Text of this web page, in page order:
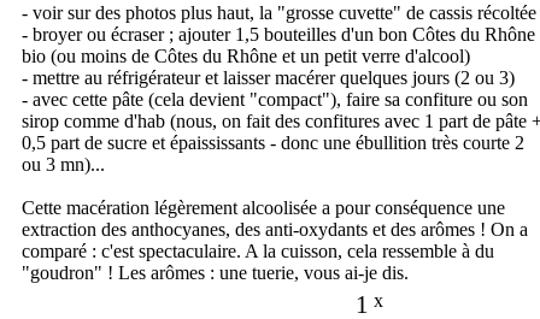
- voir sur des photos plus haut, la "grosse cuvette" de cassis récoltée
- broyer ou écraser ; ajouter 1,5 bouteilles d'un bon Côtes du Rhône
bio (ou moins de Côtes du Rhône et un petit verre d'alcool)
- mettre au réfrigérateur et laisser macérer quelques jours (2 ou 3)
- avec cette pâte (cela devient "compact"), faire sa confiture ou son
sirop comme d'hab (nous, on fait des confitures avec 1 part de pâte
0,5 part de sucre et épaississants - donc une ébullition très courte 2
ou 3 mn)...
Cette macération légèrement alcoolisée a pour conséquence une
extraction des anthocyanes, des anti-oxydants et des arômes ! On a
comparé : c'est spectaculaire. A la cuisson, cela ressemble à du
"goudron" ! Les arômes : une tuerie, vous ai-je dis.
1 x